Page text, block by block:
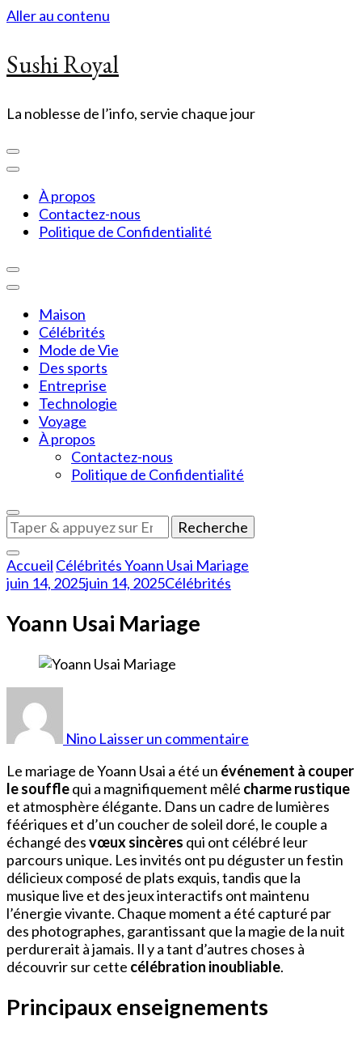
Aller au contenu
Sushi Royal
La noblesse de l’info, servie chaque jour
À propos
Contactez-nous
Politique de Confidentialité
Maison
Célébrités
Mode de Vie
Des sports
Entreprise
Technologie
Voyage
À propos
Contactez-nous
Politique de Confidentialité
Vous
recherchiez
quelque
chose
?
Accueil CélébritésYoann Usai Mariage
juin 14, 2025juin 14, 2025Célébrités
Yoann Usai Mariage
Nino Laisser un commentaire
Mariage
Le mariage de Yoann Usai a été un événement à couper
le soufflequi a magnifiquement mêlé charme rustique
et atmosphère élégante. Dans un cadre de lumières
féériques et d’un coucher de soleil doré, le couple a
échangé desvœux sincères qui ont célébré leur
parcours unique. Les invités ont pu déguster un festin
délicieux composé de plats exquis, tandis que la
musique live et des jeux interactifs ont maintenu
l’énergie vivante. Chaque moment a été capturé par
des photographes, garantissant que la magie de la nuit
perdurerait à jamais. Il y a tant d’autres choses à
découvrir sur cette célébration inoubliable.
Principaux enseignements